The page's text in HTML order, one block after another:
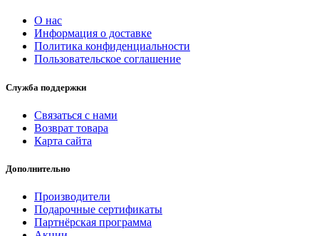
О нас
Информация о доставке
Политика конфиденциальности
Пользовательское соглашение
Служба поддержки
Связаться с нами
Возврат товара
Карта сайта
Дополнительно
Производители
Подарочные сертификаты
Партнёрская программа